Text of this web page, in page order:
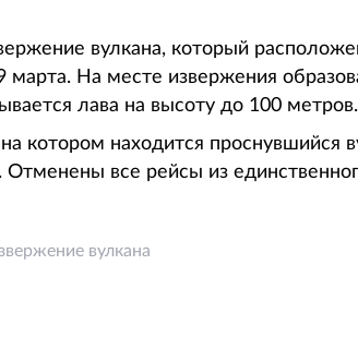
вулкана, который
марта. На месте извержения
лава на высоту до 100 метров.
котором находится проснувшийся
Отменены все рейсы из
вулкана